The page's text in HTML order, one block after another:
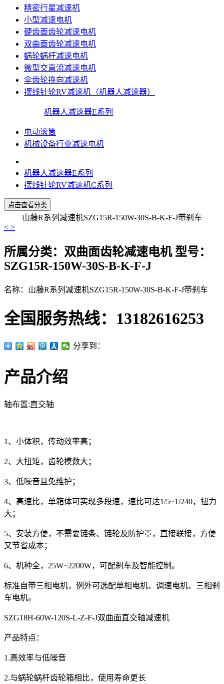
精密行星减速机
小型减速电机
硬齿面齿轮减速电机
双曲面齿轮减速电机
蜗轮蜗杆减速电机
微型交直流减速电机
伞齿轮换向减速机
摆线针轮RV减速机（机器人减速器）
机器人减速器E系列
电动滚筒
机械设备行业减速电机
机器人减速器E系列
摆线针轮RV减速机C系列
点击查看分类
山藤R系列减速机SZG15R-150W-30S-B-K-F-J带刹车
< >
所属分类： 双曲面齿轮减速电机型号：
SZG15R-150W-30S-B-K-F-J
名称：山藤R系列减速机SZG15R-150W-30S-B-K-F-J带刹车
全国服务热线： 13182616253
分享到：
产品介绍
轴布置:直交轴
1、小体积，传动效率高；
2、大扭矩，齿轮模数大；
3、低噪音且免维护；
4、高速比，单箱体可实现多段速，速比可达1/5~1/240，扭力
大；
5、安装方便，不需要链条、链轮及防护罩，直接联接，方便
又节省成本；
6、机种全，25W~2200W，可配刹车及智能控制。
标准自带三相电机，例外可选配单相电机、调速电机、三相刹
车电机。
SZG18H-60W-120S-L-Z-F-J双曲面直交轴减速机
产品特点：
1.高效率与低噪音
2.与蜗轮蜗杆齿轮箱相比，使用寿命更长